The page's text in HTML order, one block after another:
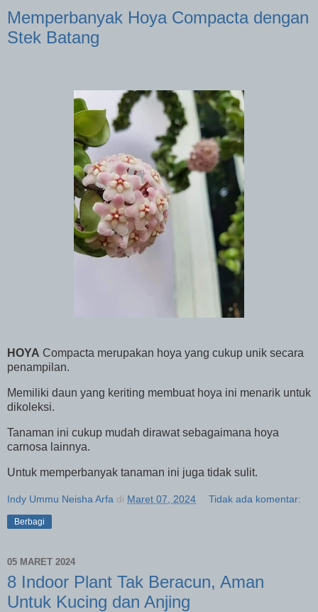
Memperbanyak Hoya Compacta dengan
Stek Batang
HOYA Compacta merupakan hoya yang cukup unik secara
penampilan.
Memiliki daun yang keriting membuat hoya ini menarik untuk
dikoleksi.
Tanaman ini cukup mudah dirawat sebagaimana hoya
carnosa lainnya.
Untuk memperbanyak tanaman ini juga tidak sulit.
Indy Ummu Neisha Arfa di Maret 07, 2024 Tidak ada komentar:
Berbagi
05 MARET 2024
8 Indoor Plant Tak Beracun, Aman
Untuk Kucing dan Anjing